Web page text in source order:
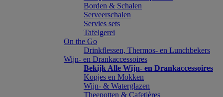
Borden & Schalen
Serveerschalen
Servies sets
Tafelgerei
On the Go
Drinkflessen, Thermos- en Lunchbekers
Wijn- en Drankaccessoires
Bekijk Alle Wijn- en Drankaccessoires
Kopjes en Mokken
Wijn- & Waterglazen
Theepotten & Cafetières